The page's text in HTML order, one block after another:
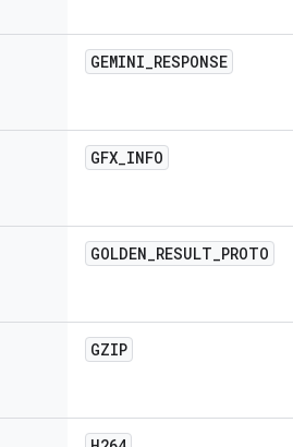
GEMINI_RESPONSE
GFX_INFO
GOLDEN_RESULT_PROTO
GZIP